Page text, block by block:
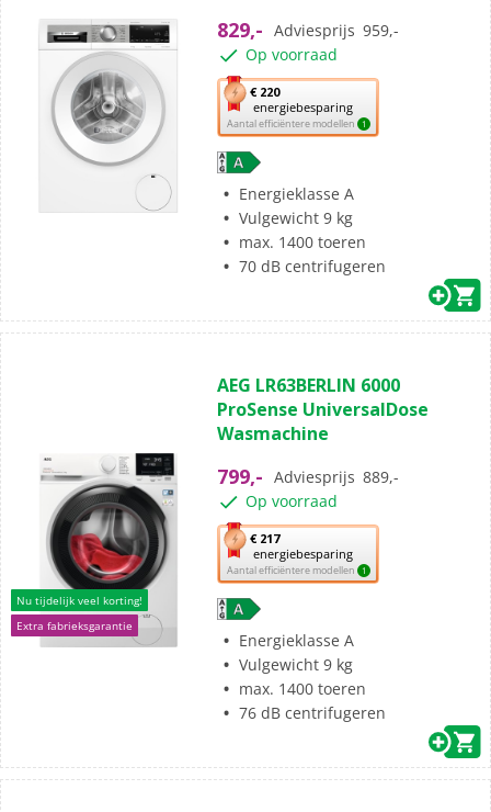
sterren.
331
beoordelingen
829,- Adviesprijs 959,-
Op voorraad
€ 220
energiebesparing
Aantal efficiëntere modellen 1
Met
deze
knop
opent
Youreko’s
tool
voor
energiebesparing.
Energieklasse A
Vulgewicht 9 kg
max. 1400 toeren
70 dB centrifugeren
Nu tijdelijk veel korting!
Extra fabrieksgarantie
van
de
5
197
beoordelingen
AEG LR63BERLIN 6000
ProSense UniversalDose
Wasmachine
799,- Adviesprijs 889,-
Op voorraad
€ 217
energiebesparing
Aantal efficiëntere modellen 1
Met
deze
knop
opent
Youreko’s
tool
voor
energiebesparing.
Energieklasse A
Vulgewicht 9 kg
max. 1400 toeren
76 dB centrifugeren